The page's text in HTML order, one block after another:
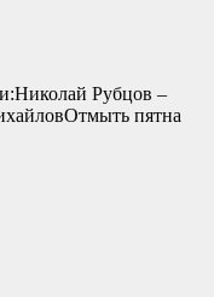
Рубцов –
пятна